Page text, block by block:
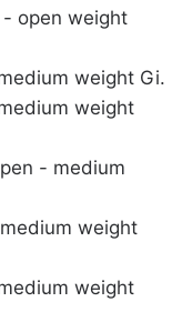
- open weight
weight Gi.
weight
- medium
weight
weight